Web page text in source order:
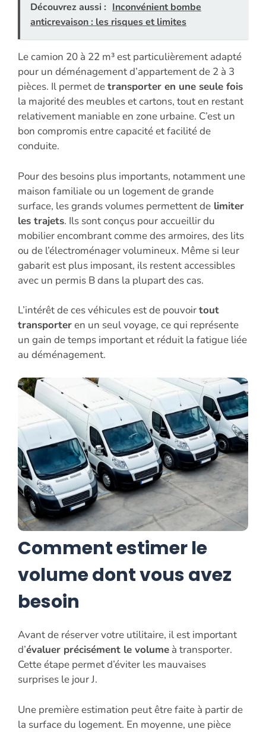
Découvrez aussi : Inconvénient bombe
anticrevaison : les risques et limites
Le camion 20 à 22 m³ est particulièrement adapté
pour un déménagement d’appartement de 2 à 3
pièces. Il permet detransporter en une seule fois
la majorité des meubles et cartons, tout en restant
relativement maniable en zone urbaine. C’est un
bon compromis entre capacité et facilité de
conduite.
Pour des besoins plus importants, notamment une
maison familiale ou un logement de grande
surface, les grands volumes permettent de limiter
les trajets. Ils sont conçus pour accueillir du
mobilier encombrant comme des armoires, des lits
ou de l’électroménager volumineux. Même si leur
gabarit est plus imposant, ils restent accessibles
avec un permis B dans la plupart des cas.
L’intérêt de ces véhicules est de pouvoirtout
transporteren un seul voyage, ce qui représente
un gain de temps important et réduit la fatigue liée
au déménagement.
Comment estimer le
volume dont vous avez
besoin
Avant de réserver votre utilitaire, il est important
d’évaluer précisément le volume à transporter.
Cette étape permet d’éviter les mauvaises
surprises le jour J.
Une première estimation peut être faite à partir de
la surface du logement. En moyenne, une pièce